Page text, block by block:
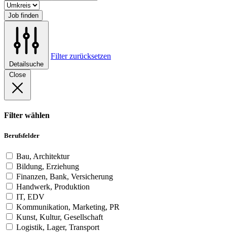
Job finden
Detailsuche
Filter zurücksetzen
Close
Filter wählen
Berufsfelder
Bau, Architektur
Bildung, Erziehung
Finanzen, Bank, Versicherung
Handwerk, Produktion
IT, EDV
Kommunikation, Marketing, PR
Kunst, Kultur, Gesellschaft
Logistik, Lager, Transport